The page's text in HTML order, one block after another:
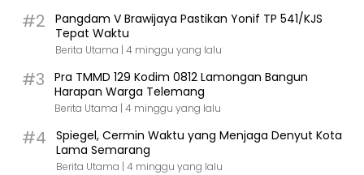
#2
Pangdam V Brawijaya Pastikan Yonif TP 541/KJS
Tepat Waktu
Berita Utama | 4 minggu yang lalu
#3
Pra TMMD 129 Kodim 0812 Lamongan Bangun
Harapan Warga Telemang
Berita Utama | 4 minggu yang lalu
#4
Spiegel, Cermin Waktu yang Menjaga Denyut Kota
Lama Semarang
Berita Utama | 4 minggu yang lalu